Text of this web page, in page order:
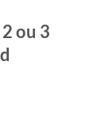
ou 3